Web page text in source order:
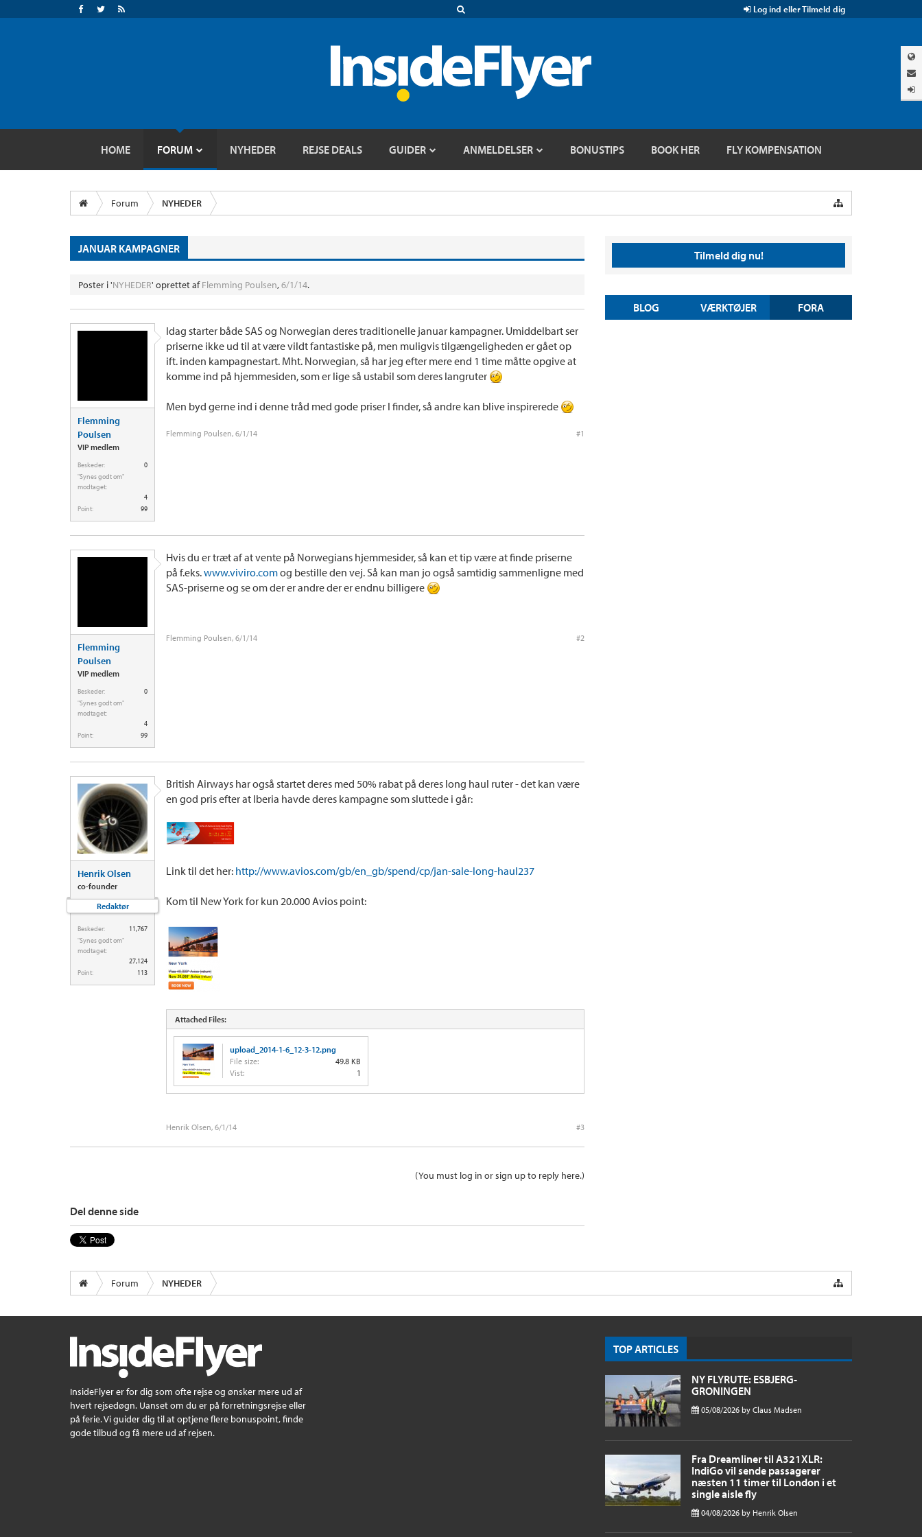
Log ind eller Tilmeld dig
HOME FORUM NYHEDER REJSE DEALS GUIDER ANMELDELSER BONUSTIPS BOOK HER FLY KOMPENSATION
Forum NYHEDER
JANUAR KAMPAGNER
Poster i 'NYHEDER' oprettet afFlemming Poulsen,6/1/14.
Flemming
Poulsen
VIP medlem
Beskeder:
0
"Synes godt om"
modtaget:
4
Point:
99
Idag starter både SAS og Norwegian deres traditionelle januar kampagner. Umiddelbart ser
priserne ikke ud til at være vildt fantastiske på, men muligvis tilgængeligheden er gået op
ift. inden kampagnestart. Mht. Norwegian, så har jeg efter mere end 1 time måtte opgive at
komme ind på hjemmesiden, som er lige så ustabil som deres langruter
Men byd gerne ind i denne tråd med gode priser I finder, så andre kan blive inspirerede
Flemming Poulsen, 6/1/14 #1
Flemming
Poulsen
VIP medlem
Beskeder:
0
"Synes godt om"
modtaget:
4
Point:
99
Hvis du er træt af at vente på Norwegians hjemmesider, så kan et tip være at finde priserne
på f.eks.www.viviro.comog bestille den vej. Så kan man jo også samtidig sammenligne med
SAS-priserne og se om der er andre der er endnu billigere
Flemming Poulsen, 6/1/14 #2
Henrik Olsen
co-founder
Redaktør
Beskeder:
11,767
"Synes godt om"
modtaget:
27,124
Point:
113
British Airways har også startet deres med 50% rabat på deres long haul ruter - det kan være
en god pris efter at Iberia havde deres kampagne som sluttede i går:
Link til det her: http://www.avios.com/gb/en_gb/spend/cp/jan-sale-long-haul237
Kom til New York for kun 20.000 Avios point:
Attached Files:
upload_2014-1-6_12-3-12.png
File size:
49.8 KB
Vist:
1
Henrik Olsen, 6/1/14 #3
(You must log in or sign up to reply here.)
Del denne side
Tilmeld dig nu!
BLOG VÆRKTØJER FORA
Forum NYHEDER
InsideFlyer er for dig som ofte rejse og ønsker mere ud af
hvert rejsedøgn. Uanset om du er på forretningsrejse eller
på ferie. Vi guider dig til at optjene flere bonuspoint, finde
gode tilbud og få mere ud af rejsen.
TOP ARTICLES
NY FLYRUTE: ESBJERG-
GRONINGEN
05/08/2026 by Claus Madsen
Fra Dreamliner til A321XLR:
IndiGo vil sende passagerer
næsten 11 timer til London i et
single aisle fly
04/08/2026 by Henrik Olsen